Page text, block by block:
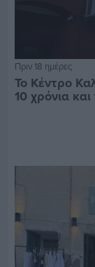
Πριν 18 ημέρες
Το Κέντρο
10 χρόνια